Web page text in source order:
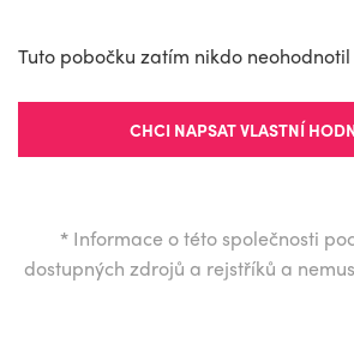
Tuto pobočku zatím nikdo neohodnotil
CHCI NAPSAT VLASTNÍ
* Informace o této společnosti
dostupných zdrojů a rejstříků a